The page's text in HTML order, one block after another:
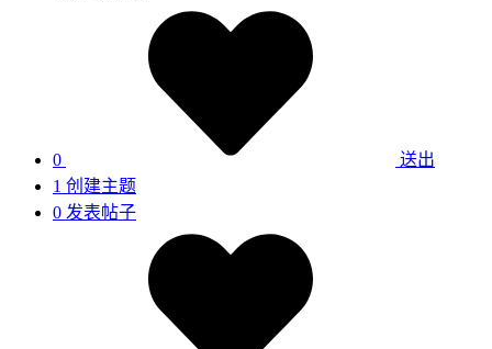
0
送出
1 创建主题
0 发表帖子